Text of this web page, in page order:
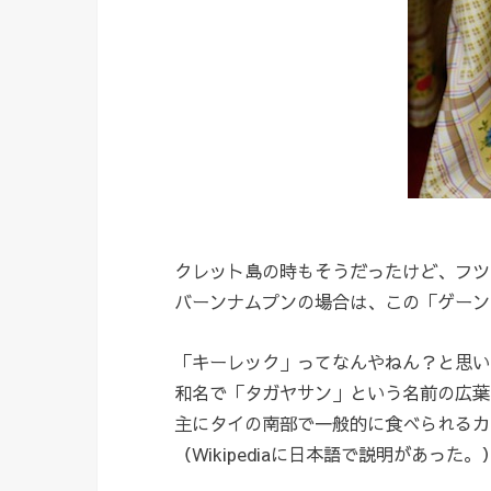
クレット島の時もそうだったけど、フ
バーンナムプンの場合は、この「ゲー
「キーレック」ってなんやねん？と思
和名で「タガヤサン」という名前の広
主にタイの南部で一般的に食べられる
（Wikipediaに日本語で説明があった。